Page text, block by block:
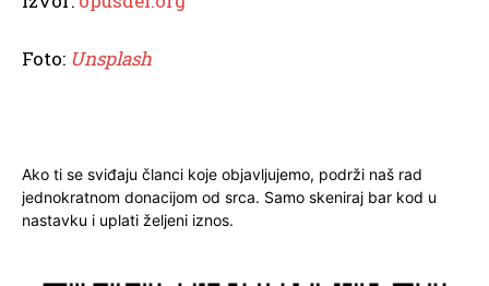
Foto: Unsplash
Ako ti se sviđaju članci koje objavljujemo, podrži naš rad
jednokratnom donacijom od srca. Samo skeniraj bar kod u
nastavku i uplati željeni iznos.